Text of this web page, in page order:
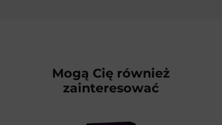
Mogą Cię również
zainteresować